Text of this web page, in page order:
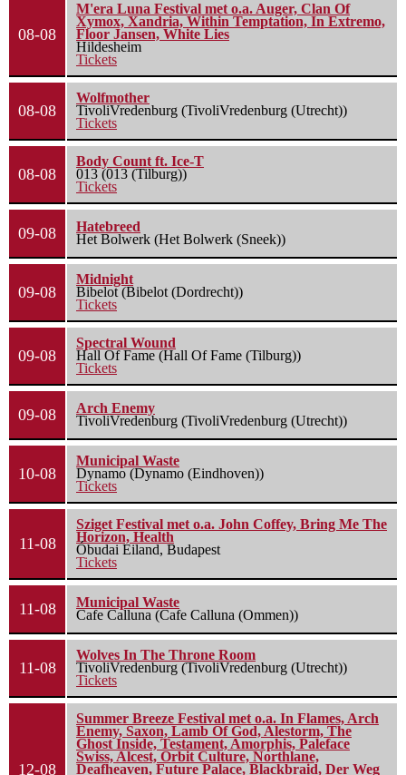
08-08
M'era Luna Festival met o.a. Auger, Clan Of
Xymox, Xandria, Within Temptation, In Extremo,
Floor Jansen, White Lies
Hildesheim
Tickets
08-08
Wolfmother
TivoliVredenburg (TivoliVredenburg (Utrecht))
Tickets
08-08
Body Count ft. Ice-T
013 (013 (Tilburg))
Tickets
09-08
Hatebreed
Het Bolwerk (Het Bolwerk (Sneek))
09-08
Midnight
Bibelot (Bibelot (Dordrecht))
Tickets
09-08
Spectral Wound
Hall Of Fame (Hall Of Fame (Tilburg))
Tickets
09-08
Arch Enemy
TivoliVredenburg (TivoliVredenburg (Utrecht))
10-08
Municipal Waste
Dynamo (Dynamo (Eindhoven))
Tickets
11-08
Sziget Festival met o.a. John Coffey, Bring Me The
Horizon, Health
Óbudai Eiland, Budapest
Tickets
11-08
Municipal Waste
Cafe Calluna (Cafe Calluna (Ommen))
11-08
Wolves In The Throne Room
TivoliVredenburg (TivoliVredenburg (Utrecht))
Tickets
12-08
Summer Breeze Festival met o.a. In Flames, Arch
Enemy, Saxon, Lamb Of God, Alestorm, The
Ghost Inside, Testament, Amorphis, Paleface
Swiss, Alcest, Orbit Culture, Northlane,
Deafheaven, Future Palace, Blackbraid, Der Weg